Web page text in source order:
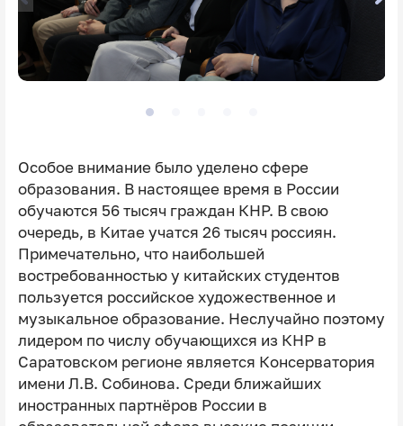
Особое внимание было уделено сфере
образования. В настоящее время в России
обучаются 56 тысяч граждан КНР. В свою
очередь, в Китае учатся 26 тысяч россиян.
Примечательно, что наибольшей
востребованностью у китайских студентов
пользуется российское художественное и
музыкальное образование. Неслучайно поэтому
лидером по числу обучающихся из КНР в
Саратовском регионе является Консерватория
имени Л.В. Собинова. Среди ближайших
иностранных партнёров России в